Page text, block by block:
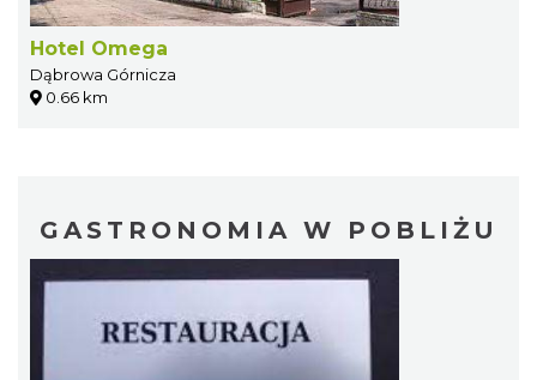
Hotel Omega
Dąbrowa Górnicza
0.66 km
GASTRONOMIA W POBLIŻU